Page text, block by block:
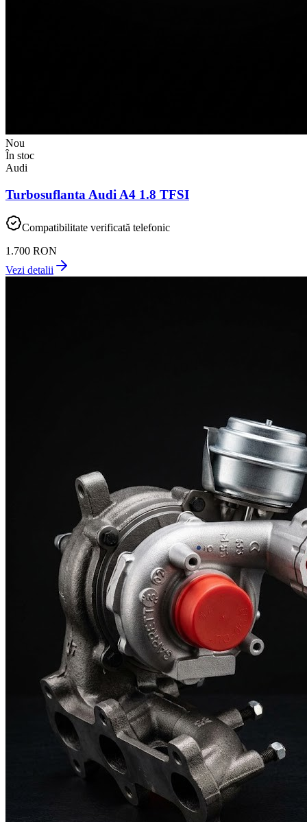
Nou
În stoc
Audi
Turbosuflanta Audi A4 1.8 TFSI
Compatibilitate verificată telefonic
1.700 RON
Vezi detalii